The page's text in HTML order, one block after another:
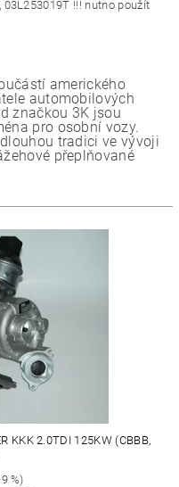
03L253019T !!! nutno použít
amerického
automobilových
značkou 3K jsou
pro osobní vozy.
tradici ve vývoji
přeplňované
KKK 2.0TDI 125KW (CBBB,
%)